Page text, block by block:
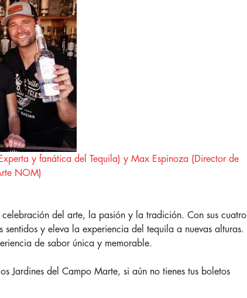
y fanática del Tequila) y Max Espinoza (Director de
NOM)
del arte, la pasión y la tradición. Con sus cuatro
y eleva la experiencia del tequila a nuevas alturas.
de sabor única y memorable.
Jardines del Campo Marte, si aún no tienes tus boletos